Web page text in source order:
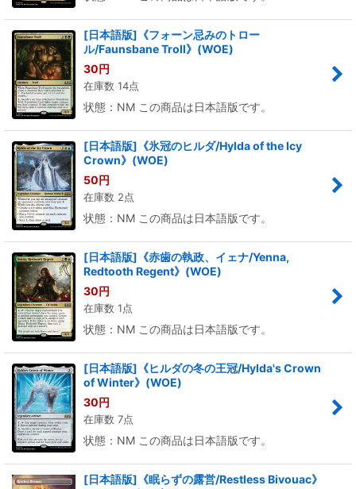
[日本語版]《フォーン忌みのトロー
ル/Faunsbane Troll》(WOE)
30円
在庫数 14点
状態：NM この商品は日本語版です。
[日本語版]《氷冠のヒルダ/Hylda of the Icy
Crown》(WOE)
50円
在庫数 2点
状態：NM この商品は日本語版です。
[日本語版]《赤歯の執政、イェナ/Yenna,
Redtooth Regent》(WOE)
30円
在庫数 1点
状態：NM この商品は日本語版です。
[日本語版]《ヒルダの冬の王冠/Hylda's Crown
of Winter》(WOE)
30円
在庫数 7点
状態：NM この商品は日本語版です。
[日本語版]《眠らずの露営/Restless Bivouac》